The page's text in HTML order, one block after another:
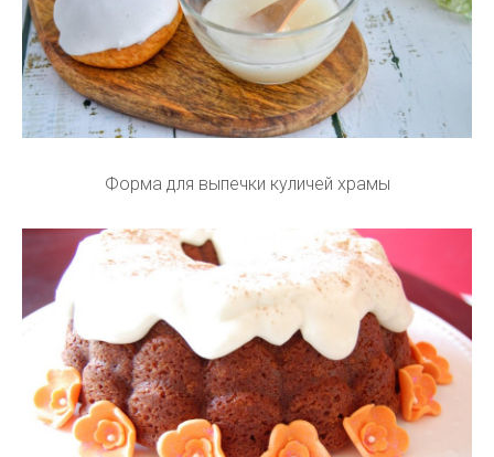
Форма для выпечки куличей храмы